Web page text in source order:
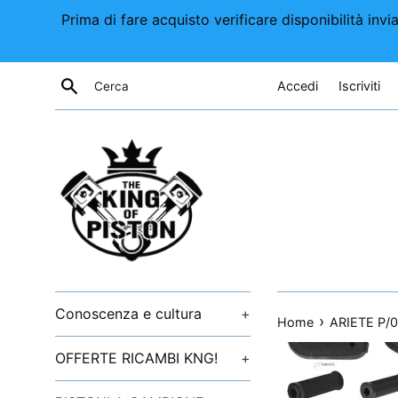
contenuti
Prima di fare acquisto verificare disponibilità
Cerca Accedi Iscriviti
Conoscenza e cultura +
OFFERTE RICAMBI KNG! +
Home › ARIETE P/